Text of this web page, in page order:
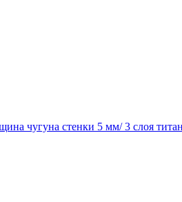
чугуна стенки 5 мм/ 3 слоя